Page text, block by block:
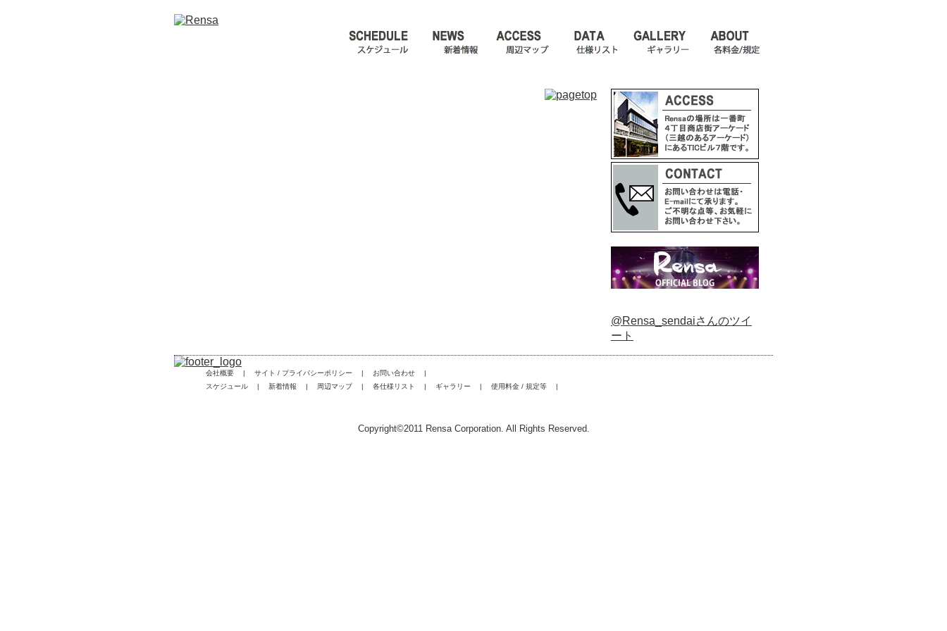
@Rensa_sendaiさんのツイ
ート
会社概要 | サイト / プライバシーポリシー | お問い合わせ
|
スケジュール
| 新着情報 | 周辺マップ | 各仕様リスト | ギャラリー | 使用料金 / 規定等 |
Copyright©2011 Rensa Corporation. All Rights Reserved.